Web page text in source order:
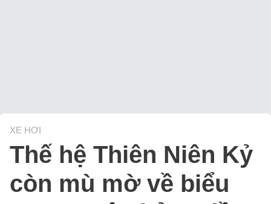
XE HƠI
Thế hệ Thiên Niên Kỷ
còn mù mờ về biểu